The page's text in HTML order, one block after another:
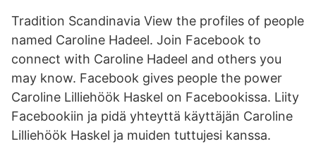
Tradition Scandinavia View the profiles of people
named Caroline Hadeel. Join Facebook to
connect with Caroline Hadeel and others you
may know. Facebook gives people the power
Caroline Lilliehöök Haskel on Facebookissa. Liity
Facebookiin ja pidä yhteyttä käyttäjän Caroline
Lilliehöök Haskel ja muiden tuttujesi kanssa.